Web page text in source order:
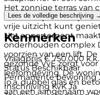
Het zonnige terras van
waardoor je hier
vrije uitzicht kunt
Het appartement
onderhouden complex
voorzien van een lift.
gezonde VvE zorgt
leefomgeving. De
(o.a. dubbel glas en
aan een aangenaam
Lees de volledige beschrijving
Kenmerken
Vraagprijs € 750.000 k.k.
Status Beschikbaar
Permanente bewoning
Inschrijving KvK Ja